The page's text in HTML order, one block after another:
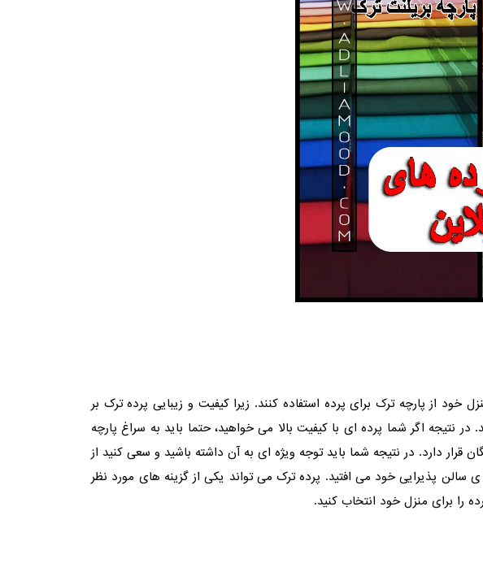
از پارچه ترک برای پرده استفاده کنند. زیرا کیفیت و زیبایی پرده ترک بر
اگر شما پرده ای با کیفیت بالا می خواهید، حتما باید به سراغ پارچه
دارد. در نتیجه شما باید توجه ویژه ای به آن داشته باشید و سعی کنید از
ی سالن پذیرایی خود می افتید. پرده ترک می تواند یکی از گزینه های مورد نظر
را برای منزل خود انتخاب کنید.